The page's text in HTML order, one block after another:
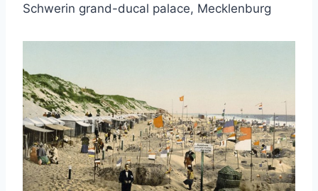
Schwerin grand-ducal palace, Mecklenburg